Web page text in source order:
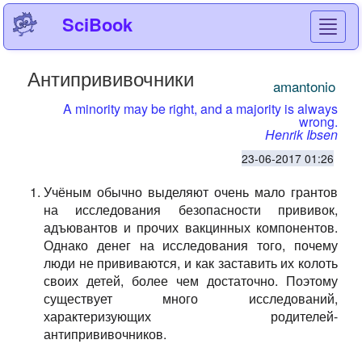
SciBook
Антипрививочники amantonio
A minority may be right, and a majority is always
wrong.
Henrik Ibsen
23-06-2017 01:26
Учёным обычно выделяют очень мало грантов
на исследования безопасности прививок,
адъювантов и прочих вакцинных компонентов.
Однако денег на исследования того, почему
люди не прививаются, и как заставить их колоть
своих детей, более чем достаточно. Поэтому
существует много исследований,
характеризующих родителей-
антипрививочников.